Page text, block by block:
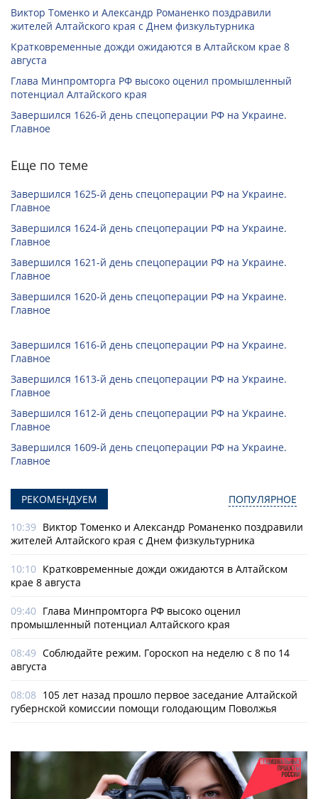
Виктор Томенко и Александр Романенко поздравили
жителей Алтайского края с Днем физкультурника
Кратковременные дожди ожидаются в Алтайском крае 8
августа
Глава Минпромторга РФ высоко оценил промышленный
потенциал Алтайского края
Завершился 1626-й день спецоперации РФ на Украине.
Главное
Еще по теме
Завершился 1625-й день спецоперации РФ на Украине.
Главное
Завершился 1624-й день спецоперации РФ на Украине.
Главное
Завершился 1621-й день спецоперации РФ на Украине.
Главное
Завершился 1620-й день спецоперации РФ на Украине.
Главное
Завершился 1616-й день спецоперации РФ на Украине.
Главное
Завершился 1613-й день спецоперации РФ на Украине.
Главное
Завершился 1612-й день спецоперации РФ на Украине.
Главное
Завершился 1609-й день спецоперации РФ на Украине.
Главное
РЕКОМЕНДУЕМ ПОПУЛЯРНОЕ
10:39 Виктор Томенко и Александр Романенко поздравили
жителей Алтайского края с Днем физкультурника
10:10 Кратковременные дожди ожидаются в Алтайском
крае 8 августа
09:40 Глава Минпромторга РФ высоко оценил
промышленный потенциал Алтайского края
08:49 Соблюдайте режим. Гороскоп на неделю с 8 по 14
августа
08:08 105 лет назад прошло первое заседание Алтайской
губернской комиссии помощи голодающим Поволжья